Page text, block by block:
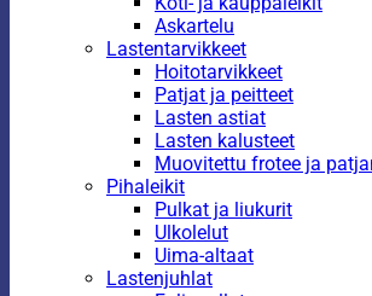
Askartelu
Lastentarvikkeet
Hoitotarvikkeet
Patjat ja peitteet
Lasten astiat
Lasten kalusteet
Muovitettu frotee ja
Pihaleikit
Pulkat ja liukurit
Ulkolelut
Uima-altaat
Lastenjuhlat